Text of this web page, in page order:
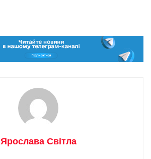
Ярослава Світла